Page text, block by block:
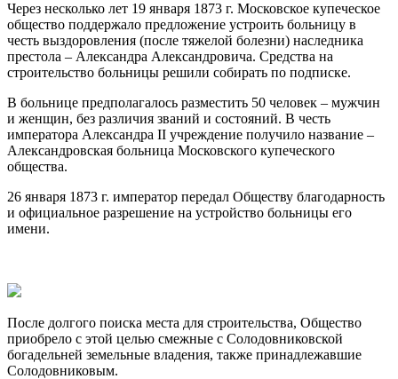
Через несколько лет 19 января 1873 г. Московское купеческое
общество поддержало предложение устроить больницу в
честь выздоровления (после тяжелой болезни) наследника
престола – Александра Александровича. Средства на
строительство больницы решили собирать по подписке.
В больнице предполагалось разместить 50 человек – мужчин
и женщин, без различия званий и состояний. В честь
императора Александра II учреждение получило название –
Александровская больница Московского купеческого
общества.
26 января 1873 г. император передал Обществу благодарность
и официальное разрешение на устройство больницы его
имени.
После долгого поиска места для строительства, Общество
приобрело с этой целью смежные с Солодовниковской
богадельней земельные владения, также принадлежавшие
Солодовниковым.